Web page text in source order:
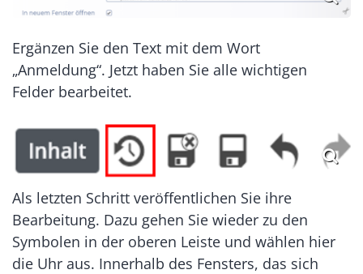
Ergänzen Sie den Text mit dem Wort
„Anmeldung“. Jetzt haben Sie alle wichtigen
Felder bearbeitet.
Als letzten Schritt veröffentlichen Sie ihre
Bearbeitung. Dazu gehen Sie wieder zu den
Symbolen in der oberen Leiste und wählen hier
die Uhr aus. Innerhalb des Fensters, das sich